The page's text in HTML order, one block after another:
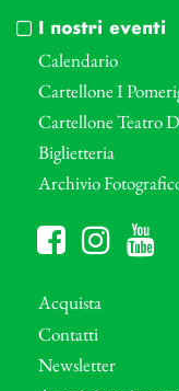
I nostri eventi
Calendario
Cartellone I
Cartellone Teatro
Biglietteria
Archivio
Acquista
Contatti
Newsletter